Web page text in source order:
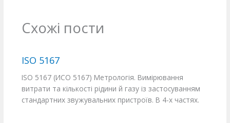
Схожі пости
ISO 5167
ISO 5167 (ИСО 5167) Метрологія. Вимірювання
витрати та кількості рідини й газу із застосуванням
стандартних звужувальних пристроїв. В 4-х частях.